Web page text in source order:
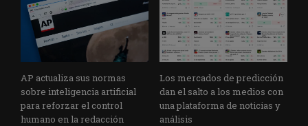
AP actualiza sus normas
sobre inteligencia artificial
para reforzar el control
humano en la redacción
Los mercados de predicción
dan el salto a los medios con
una plataforma de noticias y
análisis